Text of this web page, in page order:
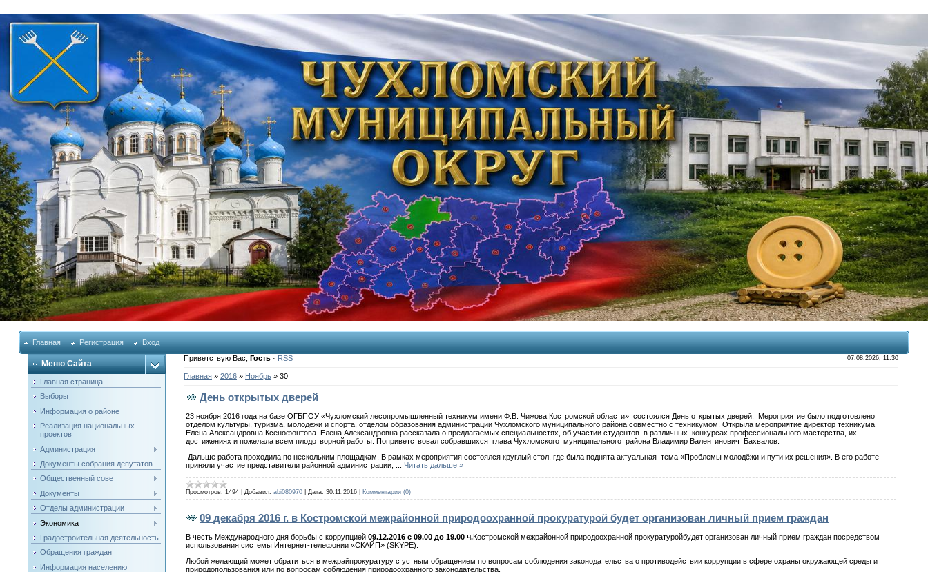
Главная Регистрация Вход
Меню Сайта
Главная страница
Выборы
Информация о районе
Реализация национальных
проектов
Администрация
Документы собрания депутатов
Общественный совет
Документы
Отделы администрации
Экономика
Градостроительная деятельность
Обращения граждан
Информация населению
Приветствую Вас Гость· RSS 07.08.2026, 11:30
Главная» 2016 » Ноябрь » 30
День открытых дверей
23 ноября 2016 года на базе ОГБПОУ «Чухломский лесопромышленный техникум имени Ф.В. Чижова Костромской области» состоялся День открытых дверей. Мероприятие было подготовлено
отделом культуры, туризма, молодёжи и спорта, отделом образования администрации Чухломского муниципального района совместно с техникумом. Открыла мероприятие директор техникума
Елена Александровна Ксенофонтова. Елена Александровна рассказала о предлагаемых специальностях, об участии студентов в различных конкурсах профессионального мастерства, их
достижениях и пожелала всем плодотворной работы. Поприветствовал собравшихся глава Чухломского муниципального района Владимир Валентинович Бахвалов.
Дальше работа проходила по нескольким площадкам. В рамках мероприятия состоялся круглый стол, где была поднята актуальная тема «Проблемы молодёжи и пути их решения». В его работе
приняли участие представители районной администрации,
Читать дальше »
Просмотров: 1494 Добавил: abi080970 Дата: 30.11.2016 Комментарии (0)
09 декабря 2016 г. в Костромской межрайонной природоохранной прокуратурой будет организован личный прием граждан
В честь Международного дня борьбы с коррупцией 09.12.2016 с 09.00 до 19.00 ч.Костромской межрайонной природоохранной прокуратуройбудет организован личный прием граждан посредством
использования системы Интернет-телефонии «СКАЙП» (SKYPE).
Любой желающий может обратиться в межрайпрокуратуру с устным обращением по вопросам соблюдения законодательства о противодействии коррупции в сфере охраны окружающей среды и
природопользования или по вопросам соблюдения природоохранного законодательства.